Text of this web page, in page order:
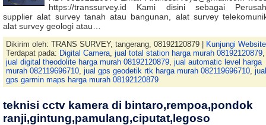
https://transsurvey.id Kami disini sebagai
supplier alat survey tanah atau bangunan, alat survey
alat survey geologi atau…
Dikirim oleh: TRANS SURVEY, tangerang, 08192120879 |
Kunjungi Website
Terdapat pada: Digital Camera, jual total station harga murah 08192120879,
jual digital theodolite harga murah 08192120879, jual automatic level harga
murah 082119696710, jual gps geodetik rtk harga murah 082119696710, jual
gps garmin maps harga murah 08192120879
teknisi cctv kamera di bintaro,rempoa,pondok
ranji,gintung,pamulang,ciputat,legoso